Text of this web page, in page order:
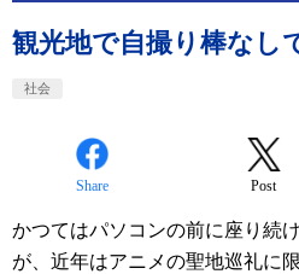
観光地で自撮り棒なし
社会
Share Post
かつてはパソコンの前に座り続
が、近年はアニメの聖地巡礼に